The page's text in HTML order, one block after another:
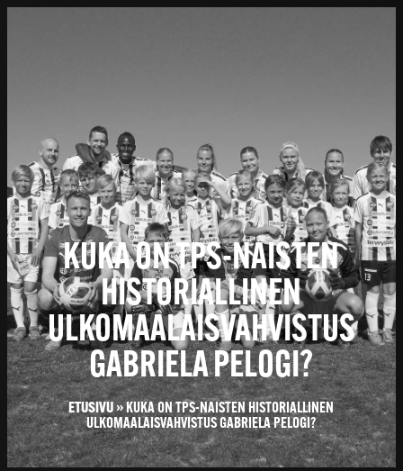
KUKA ON TPS-NAISTEN
HISTORIALLINEN
ULKOMAALAISVAHVISTUS
GABRIELA PELOGI?
ETUSIVU»KUKA ON TPS-NAISTEN HISTORIALLINEN
ULKOMAALAISVAHVISTUS GABRIELA PELOGI?